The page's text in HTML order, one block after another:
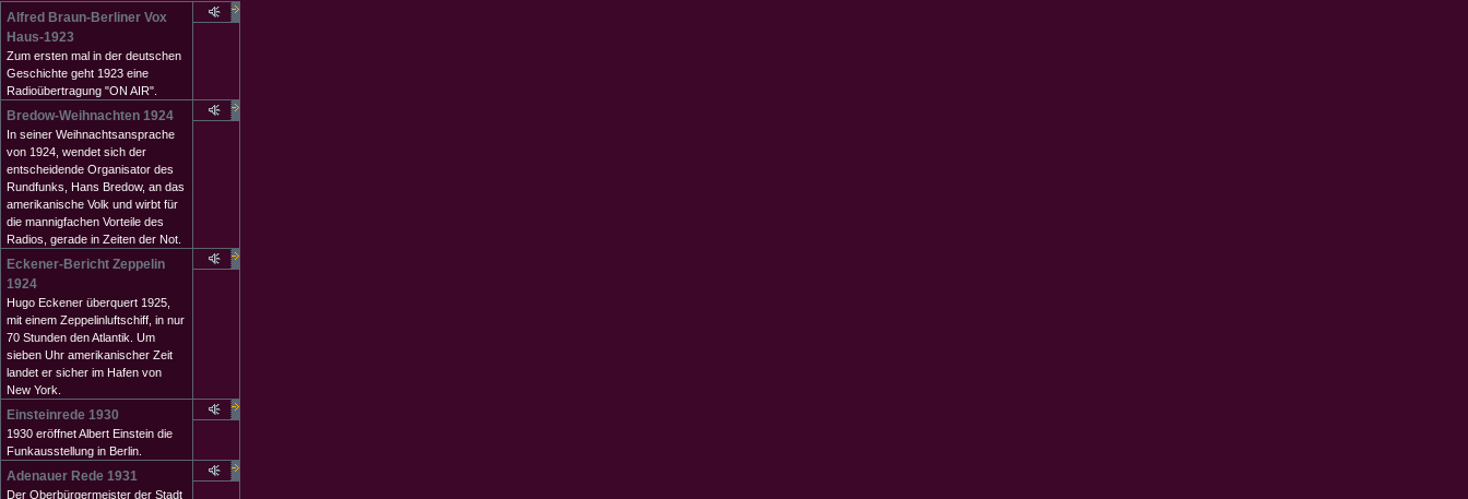
Alfred Braun-Berliner Vox
Haus-1923
Zum ersten mal in der deutschen
Geschichte geht 1923 eine
Radioübertragung "ON AIR".
Bredow-Weihnachten 1924
In seiner Weihnachtsansprache
von 1924, wendet sich der
entscheidende Organisator des
Rundfunks, Hans Bredow, an das
amerikanische Volk und wirbt für
die mannigfachen Vorteile des
Radios, gerade in Zeiten der Not.
Eckener-Bericht Zeppelin
1924
Hugo Eckener überquert 1925,
mit einem Zeppelinluftschiff, in nur
70 Stunden den Atlantik. Um
sieben Uhr amerikanischer Zeit
landet er sicher im Hafen von
New York.
Einsteinrede 1930
1930 eröffnet Albert Einstein die
Funkausstellung in Berlin.
Adenauer Rede 1931
Der Oberbürgermeister der Stadt